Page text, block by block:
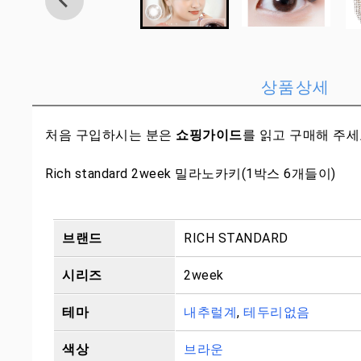
상품상세
처음 구입하시는 분은 쇼핑가이드를 읽고 구매해 주
Rich standard 2week 밀라노카키(1박스 6개들이)
브랜드 RICH STANDARD
시리즈 2week
테마 내추럴계, 테두리없음
색상 브라운